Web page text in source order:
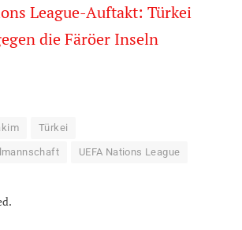
League-Auftakt: Türkei
die Färöer Inseln
Türkei
UEFA Nations League